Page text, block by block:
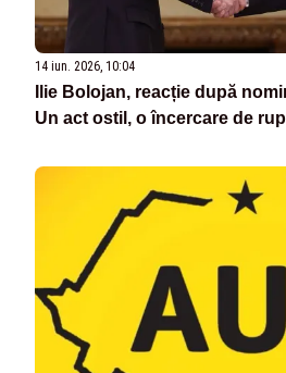
14 iun. 2026, 10:04
Ilie Bolojan, reacție după
Un act ostil, o încercare de